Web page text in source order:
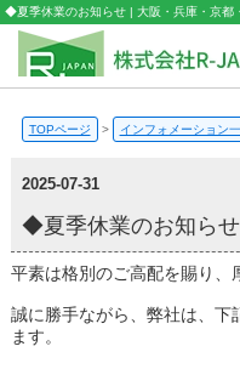
◆夏季休業のお知らせ | 大阪・兵庫・京都
TOPページ > インフォメーション
2025-07-31
◆夏季休業のお知らせ
平素は格別のご高配を賜り、
誠に勝手ながら、弊社は、下
ます。